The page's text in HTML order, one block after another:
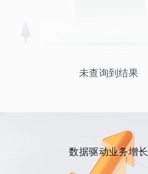
未查询到结果
数据驱动业务增长